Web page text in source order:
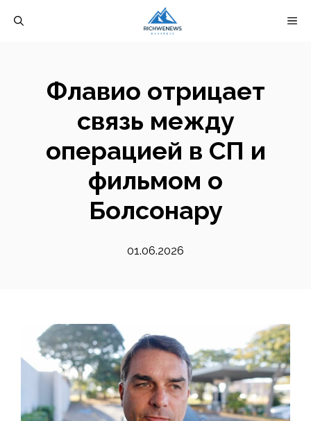
Флавио отрицает
связь между
операцией в СП и
фильмом о
Болсонару
01.06.2026